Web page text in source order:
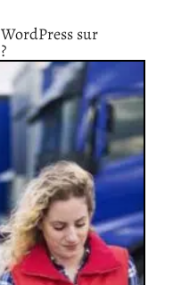
sur